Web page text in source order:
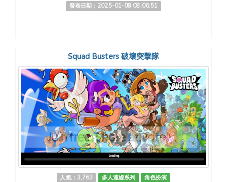
發表日期：2025-01-08 08:06:51
Squad Busters 破壞突擊隊
人氣：3,763 多人連線系列
角色扮演